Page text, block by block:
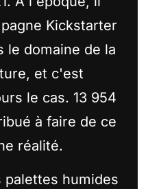
Kickstarter
le domaine de la
et c'est
le cas. 13 954
à faire de ce
réalité.
palettes humides